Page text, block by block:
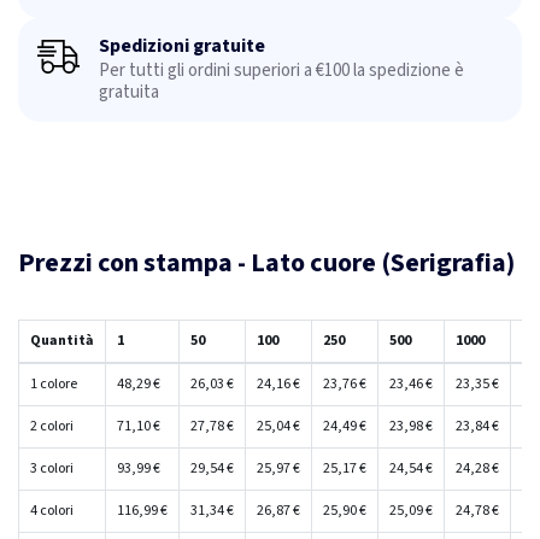
Spedizioni gratuite
Per tutti gli ordini superiori a €100 la spedizione è
gratuita
Prezzi con stampa - Lato cuore (Serigrafia)
Quantità 1 50 100 250 500 1000
1 colore 48,29 € 26,03 € 24,16 € 23,76 € 23,46 € 23,35 €
2 colori 71,10 € 27,78 € 25,04 € 24,49 € 23,98 € 23,84 €
3 colori 93,99 € 29,54 € 25,97 € 25,17 € 24,54 € 24,28 €
4 colori 116,99 € 31,34 € 26,87 € 25,90 € 25,09 € 24,78 €